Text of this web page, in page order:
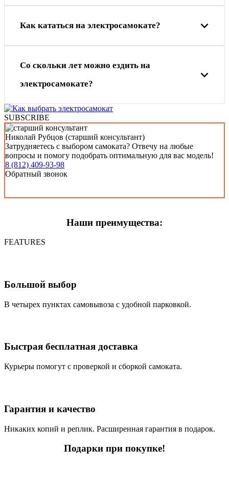
Как кататься на электросамокате?
Cо скольки лет можно ездить на
электросамокате?
SUBSCRIBE
Николай Рубцов (старший консультант)
Затрудняетесь с выбором самоката? Отвечу на любые
вопросы и помогу подобрать оптимальную для вас модель!
8 (812) 409-93-98
Обратный звонок
Наши преимущества:
FEATURES
Большой выбор
В четырех пунктах самовывоза с удобной парковкой.
Быстрая бесплатная доставка
Курьеры помогут с проверкой и сборкой самоката.
Гарантия и качество
Никаких копий и реплик. Расширенная гарантия в подарок.
Подарки при покупке!